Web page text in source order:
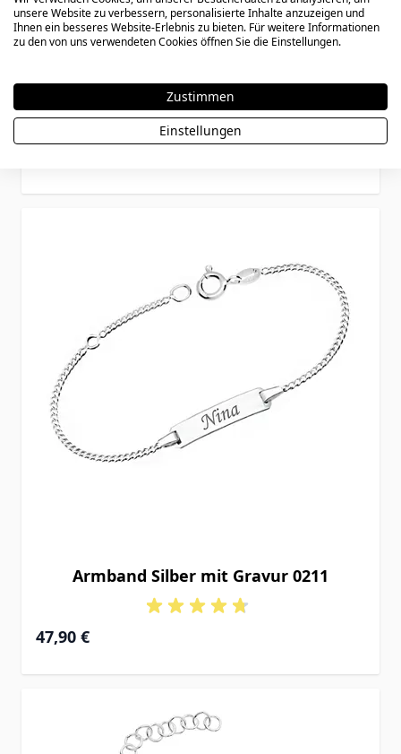
Gravur - 2950
Armband Silber mit Gravur 0211
Ab
47,90 €
unsere Website zu verbessern, personalisierte Inhalte anzuzeigen und
Ihnen ein besseres Website-Erlebnis zu bieten. Für weitere Informationen
zu den von uns verwendeten Cookies öffnen Sie die Einstellungen.
Zustimmen
Einstellungen